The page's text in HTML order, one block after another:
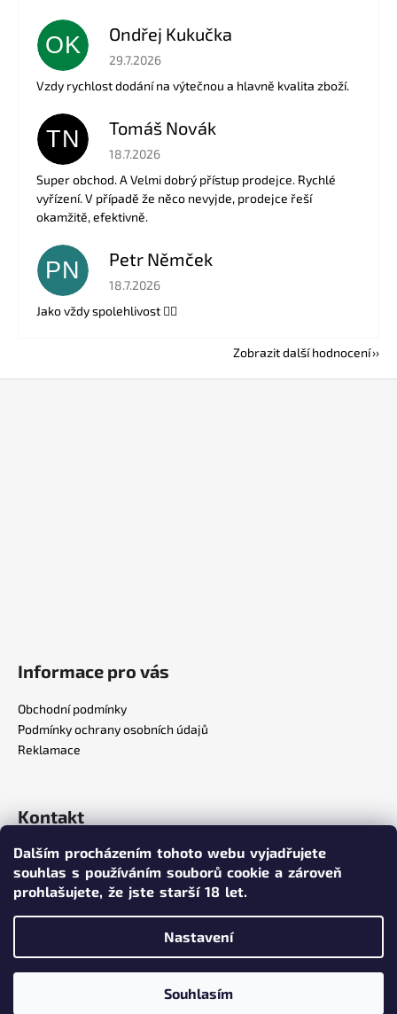
Dalším procházením tohoto webu vyjadřujete
souhlas s používáním souborů cookie a zároveň
prohlašujete, že jste starší 18 let.
Nastavení
Souhlasím
OK Ondřej Kukučka
Hodnocení obchodu je 5 z 5 hvězdiček.
29.7.2026
Vzdy rychlost dodání na výtečnou a hlavně kvalita zboží.
TN Tomáš Novák
Hodnocení obchodu je 5 z 5 hvězdiček.
18.7.2026
Super obchod. A Velmi dobrý přístup prodejce. Rychlé
vyřízení. V případě že něco nevyjde, prodejce řeší
okamžitě, efektivně.
PN Petr Němček
Hodnocení obchodu je 5 z 5 hvězdiček.
18.7.2026
Jako vždy spolehlivost 👍🏻
Zobrazit další hodnocení
Informace pro vás
Obchodní podmínky
Podmínky ochrany osobních údajů
Reklamace
Kontakt
info @poppersy.cz
+420 734 256 636
poppersy.cz
poppersy.cz. Všechna práva vyhrazena.